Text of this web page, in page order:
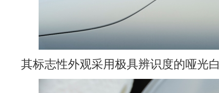
其标志性外观采用极具辨识度的哑光